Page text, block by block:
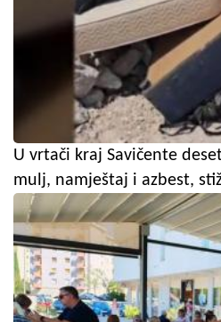
U vrtači kraj Savičente
mulj, namještaj i azbest,